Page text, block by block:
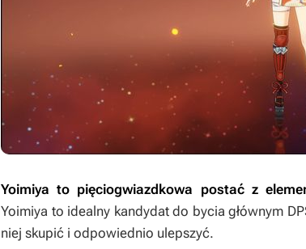
Yoimiya to pięciogwiazdkowa postać z
Yoimiya to idealny kandydat do bycia głównym
niej skupić i odpowiednio ulepszyć.